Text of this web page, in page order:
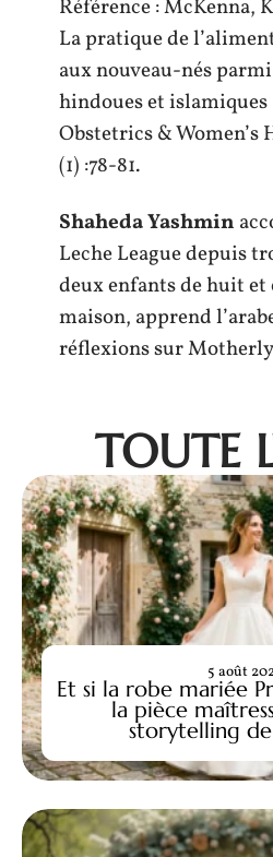
Référence : McKenna,
La pratique de
aux nouveau-nés
hindoues et islamiques
Obstetrics & Women’s
(1) :78-81.
Shaheda Yashmin
Leche League depuis
deux enfants de huit et
maison, apprend
réflexions sur
TOUTE
Et si la robe mariée
la pièce
storytelling
5 août